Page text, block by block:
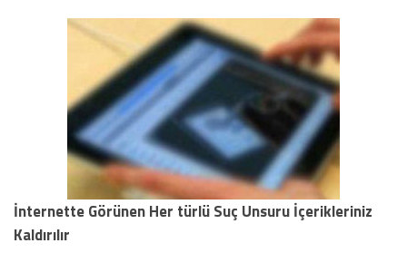
İnternette Görünen Her türlü Suç Unsuru İçerikleriniz
Kaldırılır